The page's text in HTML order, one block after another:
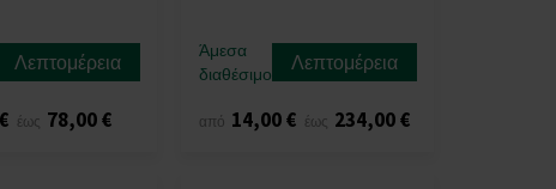
Λεπτομέρεια
έως 78,00 €
Άμεσα
διαθέσιμο
Λεπτομέρεια
από 14,00 € έως 234,00 €